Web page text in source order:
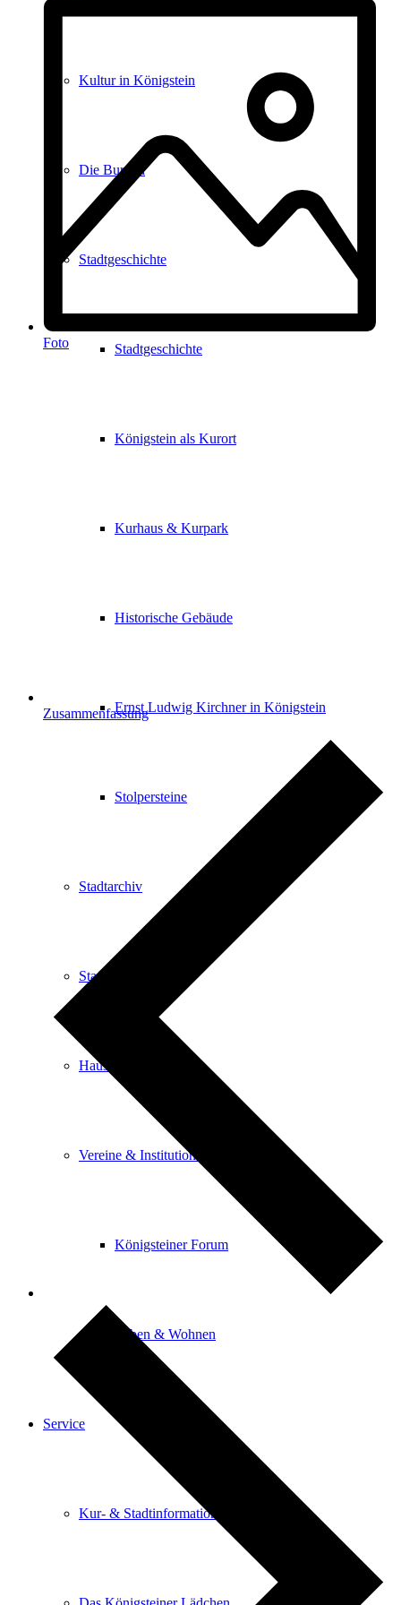
Kultur in Königstein
Die Burgen
Stadtgeschichte
Stadtgeschichte
Königstein als Kurort
Kurhaus & Kurpark
Historische Gebäude
Ernst Ludwig Kirchner in Königstein
Stolpersteine
Stadtarchiv
Stadtbibliothek
Haus der Begegnung
Vereine & Institutionen
Königsteiner Forum
Leben & Wohnen
Service
Kur- & Stadtinformation
Foto
Zusammenfassung